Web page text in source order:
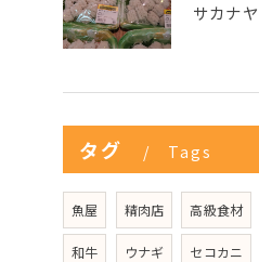
サカナ
タグ Tags
魚屋 精肉店 高級食材
和牛 ウナギ セコカニ